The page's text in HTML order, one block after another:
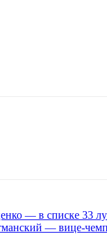
— в списке 33
— вице-